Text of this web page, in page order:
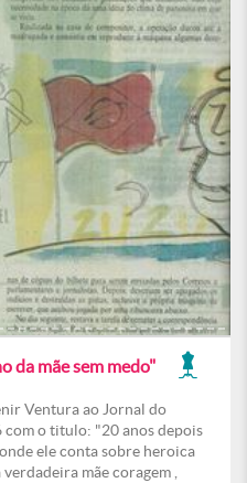
da mãe sem medo"
Ventura ao Jornal do
com o titulo: "20 anos depois
ele conta sobre heroica
mãe coragem ,